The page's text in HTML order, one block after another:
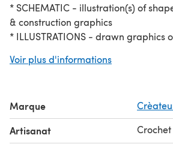
* SCHEMATIC - illustration(s) of
& construction graphics
* ILLUSTRATIONS - drawn graphics
ConstructionShawl is worked
increases & decreases and color
Techniques Usedchain - simple
Tunisian double crochet - daisy stitch
Voir plus d'informations
Marque
Artisanat Crochet